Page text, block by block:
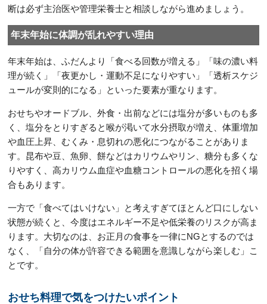
断は必ず主治医や管理栄養士と相談しながら進めましょう。
年末年始に体調が乱れやすい理由
年末年始は、ふだんより「食べる回数が増える」「味の濃い料
理が続く」「夜更かし・運動不足になりやすい」「透析スケジ
ュールが変則的になる」といった要素が重なります。
おせちやオードブル、外食・出前などには塩分が多いものも多
く、塩分をとりすぎると喉が渇いて水分摂取が増え、体重増加
や血圧上昇、むくみ・息切れの悪化につながることがありま
す。昆布や豆、魚卵、餅などはカリウムやリン、糖分も多くな
りやすく、高カリウム血症や血糖コントロールの悪化を招く場
合もあります。
一方で「食べてはいけない」と考えすぎてほとんど口にしない
状態が続くと、今度はエネルギー不足や低栄養のリスクが高ま
ります。大切なのは、お正月の食事を一律にNGとするのでは
なく、「自分の体が許容できる範囲を意識しながら楽しむ」こ
とです。
おせち料理で気をつけたいポイント